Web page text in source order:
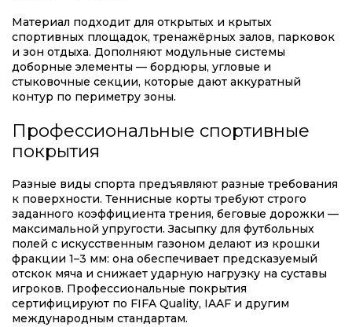
Материал подходит для открытых и крытых
спортивных площадок, тренажёрных залов, парковок
и зон отдыха. Дополняют модульные системы
доборные элементы — бордюры, угловые и
стыковочные секции, которые дают аккуратный
контур по периметру зоны.
Профессиональные спортивные
покрытия
Разные виды спорта предъявляют разные требования
к поверхности. Теннисные корты требуют строго
заданного коэффициента трения, беговые дорожки —
максимальной упругости. Засыпку для футбольных
полей с искусственным газоном делают из крошки
фракции 1–3 мм: она обеспечивает предсказуемый
отскок мяча и снижает ударную нагрузку на суставы
игроков. Профессиональные покрытия
сертифицируют по FIFA Quality, IAAF и другим
международным стандартам.